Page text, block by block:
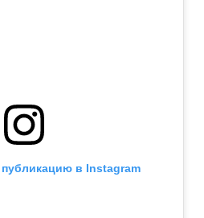
в Instagram